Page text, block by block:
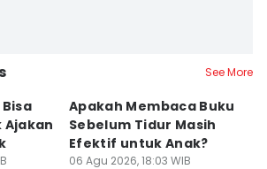
See More
Ajakan
Apakah Membaca Buku
Sebelum Tidur Masih
Efektif untuk Anak?
06 Agu 2026, 18:03 WIB